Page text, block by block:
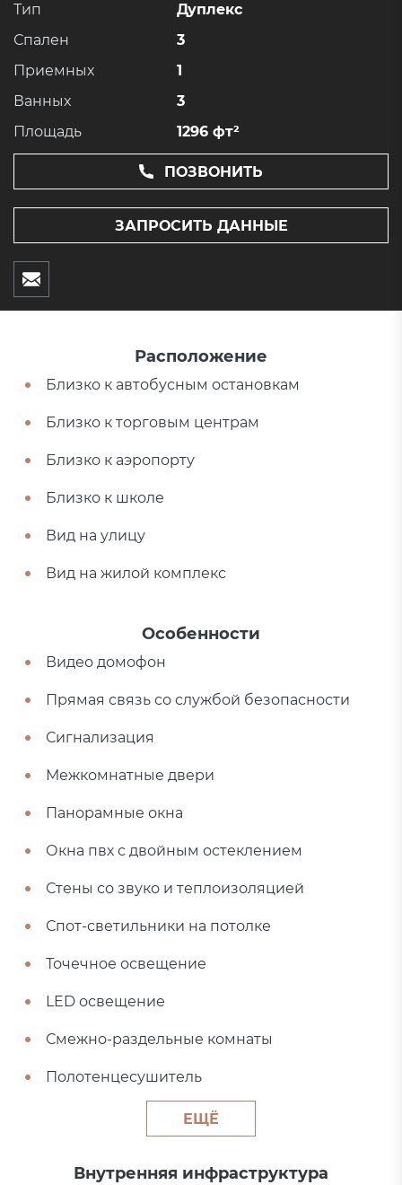
Тип
Дуплекс
Спален
3
Приемных
1
Ванных
3
Площадь
1296 фт²
ПОЗВОНИТЬ
ЗАПРОСИТЬ ДАННЫЕ
Расположение
Близко к автобусным остановкам
Близко к торговым центрам
Близко к аэропорту
Близко к школе
Вид на улицу
Вид на жилой комплекс
Особенности
Видео домофон
Прямая связь со службой безопасности
Сигнализация
Межкомнатные двери
Панорамные окна
Окна пвх с двойным остеклением
Стены со звуко и теплоизоляцией
Спот-светильники на потолке
Точечное освещение
LED освещение
Смежно-раздельные комнаты
Полотенцесушитель
ЕЩЁ
Внутренняя инфраструктура